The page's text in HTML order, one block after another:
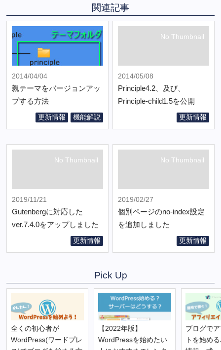
関連記事
2014/04/04
親テーマをバージョンアッ
プする方法
更新情報 機能解説
No Thumbnail
2014/05/08
Principle4.2、及び、
Principle-child1.5を公開
更新情報
No Thumbnail
2019/11/21
Gutenbergに対応した
ver.7.4.0をアップしました
更新情報
No Thumbnail
2019/02/27
個別ページのno-index設定
を追加しました
更新情報
Pick Up
全くの初心者が
WordPress(ワードプレ
【2022年版】
WordPressを始めたい
ブログで
トを始め